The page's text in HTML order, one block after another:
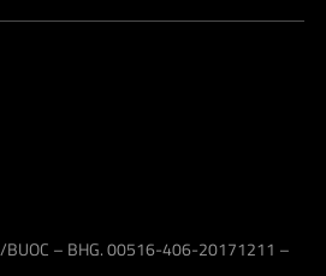
BUOC – BHG. 00516-406-20171211 –